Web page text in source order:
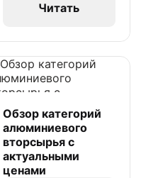
Читать
Обзор категорий
алюминиевого
вторсырья с
актуальными
ценами